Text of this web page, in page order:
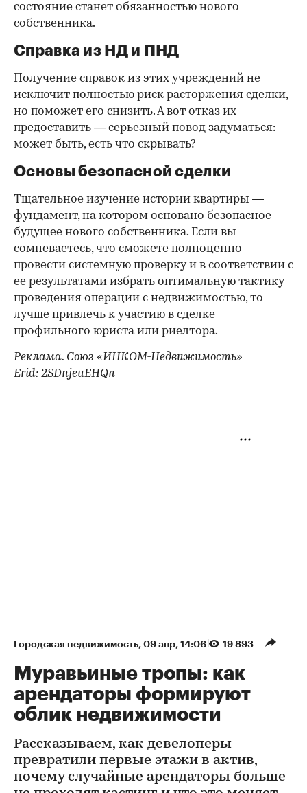
состояние станет обязанностью нового
собственника.
Справка из НД и ПНД
Получение справок из этих учреждений не
исключит полностью риск расторжения сделки,
но поможет его снизить. А вот отказ их
предоставить — серьезный повод задуматься:
может быть, есть что скрывать?
Основы безопасной сделки
Тщательное изучение истории квартиры —
фундамент, на котором основано безопасное
будущее нового собственника. Если вы
сомневаетесь, что сможете полноценно
провести системную проверку и в соответствии с
ее результатами избрать оптимальную тактику
проведения операции с недвижимостью, то
лучше привлечь к участию в сделке
профильного юриста или риелтора.
Реклама. Союз «ИНКОМ-Недвижимость»
Erid: 2SDnjeuEHQn
Городская недвижимость 09 апр, 14:06 19 893
Муравьиные тропы: как
арендаторы формируют
облик недвижимости
Рассказываем, как девелоперы
превратили первые этажи в актив,
почему случайные арендаторы больше